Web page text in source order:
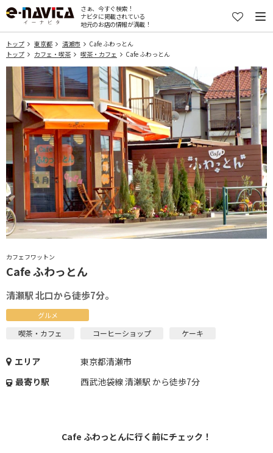
さぁ、今すぐ検索！
ナビタに掲載されている
地元のお店の情報が満載！
トップ 東京都 清瀬市
Cafe ふわっとん
トップ
カフェ・喫茶 喫茶・カフェ Cafe ふわっとん
カフェフワットン
Cafe ふわっとん
清瀬駅 北口から徒歩7分。
グルメ
喫茶・カフェ コーヒーショップ ケーキ
エリア
東京都清瀬市
最寄り駅
西武池袋線 清瀬駅 から徒歩7分
Cafe ふわっとんに行く前にチェック！